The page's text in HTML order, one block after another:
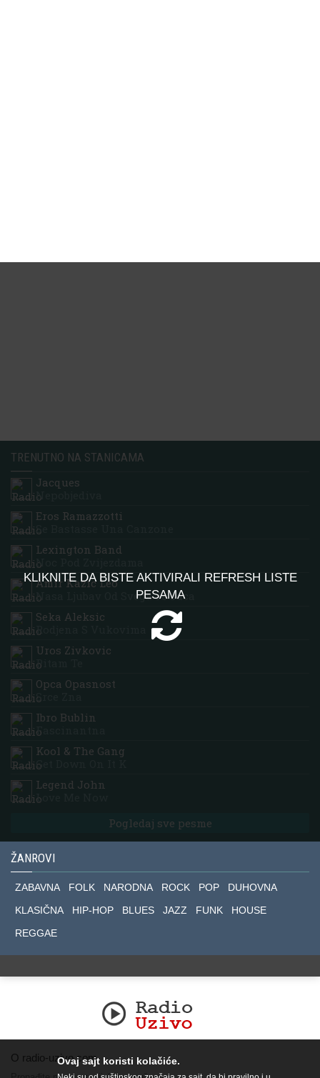
KLIKNITE DA BISTE AKTIVIRALI REFRESH LISTE
PESAMA
TRENUTNO NA STANICAMA
Jacques
Nepobjediva
Eros Ramazzotti
Se Bastasse Una Canzone
Lexington Band
Noc Pod Zvijezdama
Amir Kazic Leo
Nasa Ljubav Od Svega Je Jaca
Seka Aleksic
Rodjena S Vukovima
Uros Zivkovic
Pitam Te
Opca Opasnost
Srce Zna
Ibro Bublin
Fascinantna
Kool & The Gang
Get Down On It K
Legend John
Love Me Now
Pogledaj sve pesme
ŽANROVI
ZABAVNA FOLK NARODNA ROCK POP
DUHOVNA
KLASIČNA
HIP-HOP BLUES JAZZ FUNK
HOUSE
REGGAE
O radio-uzivo.comOvaj sajt koristi kolačiće.